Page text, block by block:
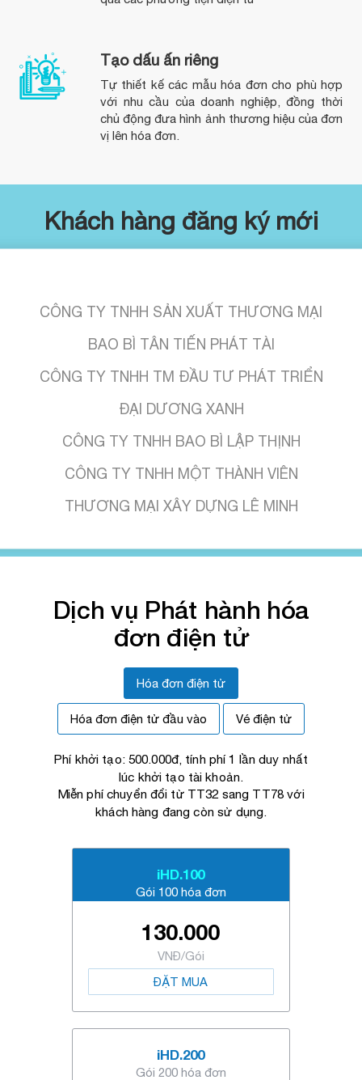
Tạo dấu ấn riêng
Tự thiết kế các mẫu hóa đơn cho phù hợp
với nhu cầu của doanh nghiệp, đồng thời
chủ động đưa hình ảnh thương hiệu của đơn
vị lên hóa đơn.
Khách hàng đăng ký mới
BAO BÌ TÂN TIẾN PHÁT TÀI
CÔNG TY TNHH TM ĐẦU TƯ PHÁT TRIỂN
ĐẠI DƯƠNG XANH
CÔNG TY TNHH BAO BÌ LẬP THỊNH
CÔNG TY TNHH MỘT THÀNH VIÊN
THƯƠNG MẠI XÂY DỰNG LÊ MINH
CÔNG TY TNHH SẢN XUẤT THƯƠNG MẠI
AMITY
HỘ KINH DOANH THÁI THỊ HỒNG VÂN
CÔNG TY TNHH LẨU BÒ PA
CÔNG TY TNHH CÔNG NGHỆ SỨ NHA
KHOA
Dịch vụ Phát hành hóa
đơn điện tử
Hóa đơn điện tử
Hóa đơn điện tử đầu vào Vé điện tử
Phí khởi tạo: 500.000đ, tính phí 1 lần duy nhất
lúc khởi tạo tài khoản.
Miễn phí chuyển đổi từ TT32 sang TT78 với
khách hàng đang còn sử dụng.
iHD.100
Gói 100 hóa đơn
130.000
VNĐ/Gói
ĐẶT MUA
iHD.200
Gói 200 hóa đơn